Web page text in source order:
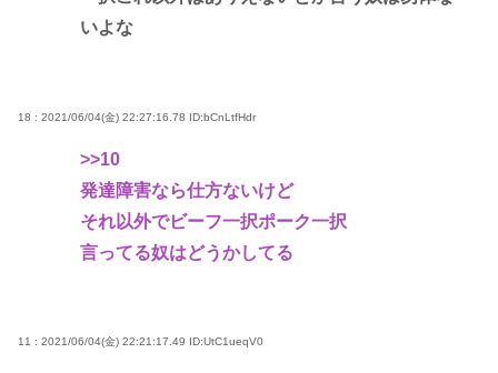
いよな
18 : 2021/06/04(金) 22:27:16.78 ID:bCnLtfHdr
>>10
発達障害なら仕方ないけど
それ以外でビーフ一択ポーク一択
言ってる奴はどうかしてる
11 : 2021/06/04(金) 22:21:17.49 ID:UtC1ueqV0